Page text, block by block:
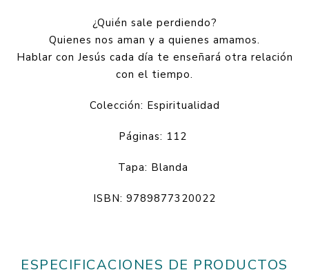
¿Quién sale perdiendo?
Quienes nos aman y a quienes amamos.
Hablar con Jesús cada día te enseñará otra relación
con el tiempo.
Colección: Espiritualidad
Páginas: 112
Tapa: Blanda
ISBN: 9789877320022
ESPECIFICACIONES DE PRODUCTOS